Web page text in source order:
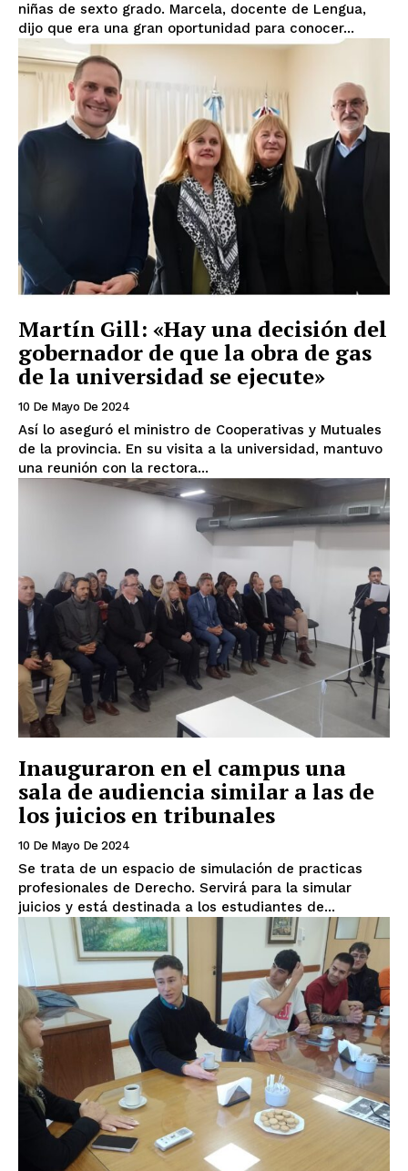
niñas de sexto grado. Marcela, docente de Lengua,
dijo que era una gran oportunidad para conocer...
Martín Gill: «Hay una decisión del
gobernador de que la obra de gas
de la universidad se ejecute»
10 De Mayo De 2024
Así lo aseguró el ministro de Cooperativas y Mutuales
de la provincia. En su visita a la universidad, mantuvo
una reunión con la rectora...
Inauguraron en el campus una
sala de audiencia similar a las de
los juicios en tribunales
10 De Mayo De 2024
Se trata de un espacio de simulación de practicas
profesionales de Derecho. Servirá para la simular
juicios y está destinada a los estudiantes de...